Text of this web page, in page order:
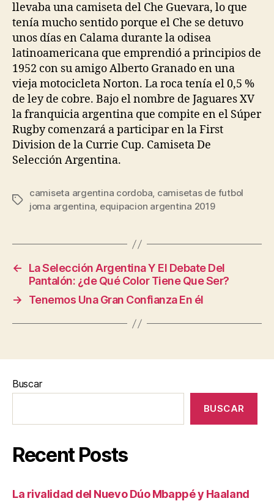
llevaba una camiseta del Che Guevara, lo que
tenía mucho sentido porque el Che se detuvo
unos días en Calama durante la odisea
latinoamericana que emprendió a principios de
1952 con su amigo Alberto Granado en una
vieja motocicleta Norton. La roca tenía el 0,5 %
de ley de cobre. Bajo el nombre de Jaguares XV
la franquicia argentina que compite en el Súper
Rugby comenzará a participar en la First
Division de la Currie Cup. Camiseta De
Selección Argentina.
Etiquetas
camiseta argentina cordoba, camisetas de futbol
joma argentina, equipacion argentina 2019
←
La Selección Argentina Y El Debate Del
Pantalón: ¿de Qué Color Tiene Que Ser?
→
Tenemos Una Gran Confianza En él
Buscar
BUSCAR
Recent Posts
La rivalidad del Nuevo Dúo Mbappé y Haaland